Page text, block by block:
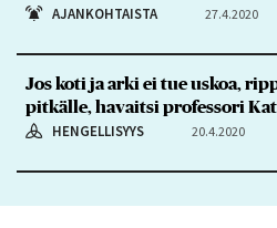
AJANKOHTAISTA 27.4.2020
Jos koti ja arki ei tue uskoa,
pitkälle, havaitsi professori
HENGELLISYYS 20.4.2020